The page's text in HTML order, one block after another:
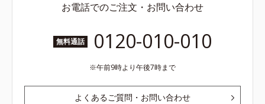
お電話でのご注文・お問い合わせ
無料通話 0120-010-010
午前9時より午後7時まで
よくあるご質問・お問い合わせ